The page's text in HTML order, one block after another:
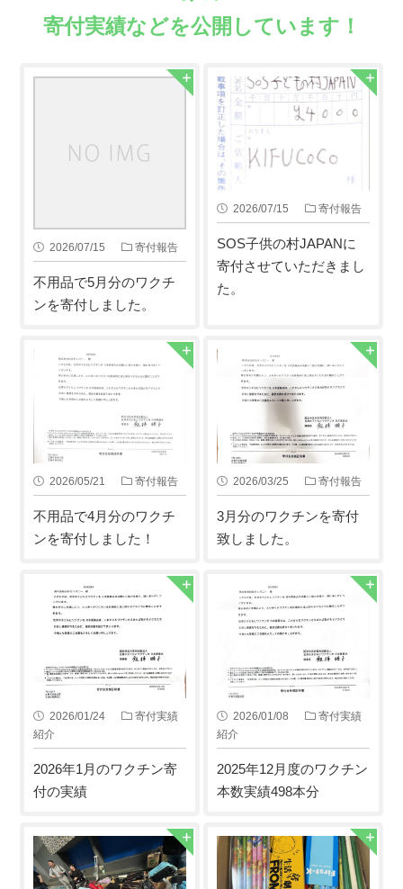
寄付実績などを公開しています！
2026/07/15 寄付報告
不用品で5月分のワクチ
ンを寄付しました。
2026/07/15 寄付報告
SOS子供の村JAPANに
寄付させていただきまし
た。
2026/05/21 寄付報告
不用品で4月分のワクチ
ンを寄付しました！
2026/03/25 寄付報告
3月分のワクチンを寄付
致しました。
2026/01/24
寄付実績
紹介
2026年1月のワクチン寄
付の実績
2026/01/08
寄付実績
紹介
2025年12月度のワクチン
本数実績498本分